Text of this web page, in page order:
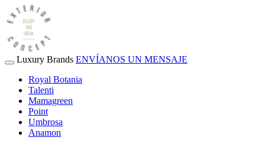
Luxury Brands ENVÍANOS UN MENSAJE
Royal Botania
Talenti
Mamagreen
Point
Umbrosa
Anamon